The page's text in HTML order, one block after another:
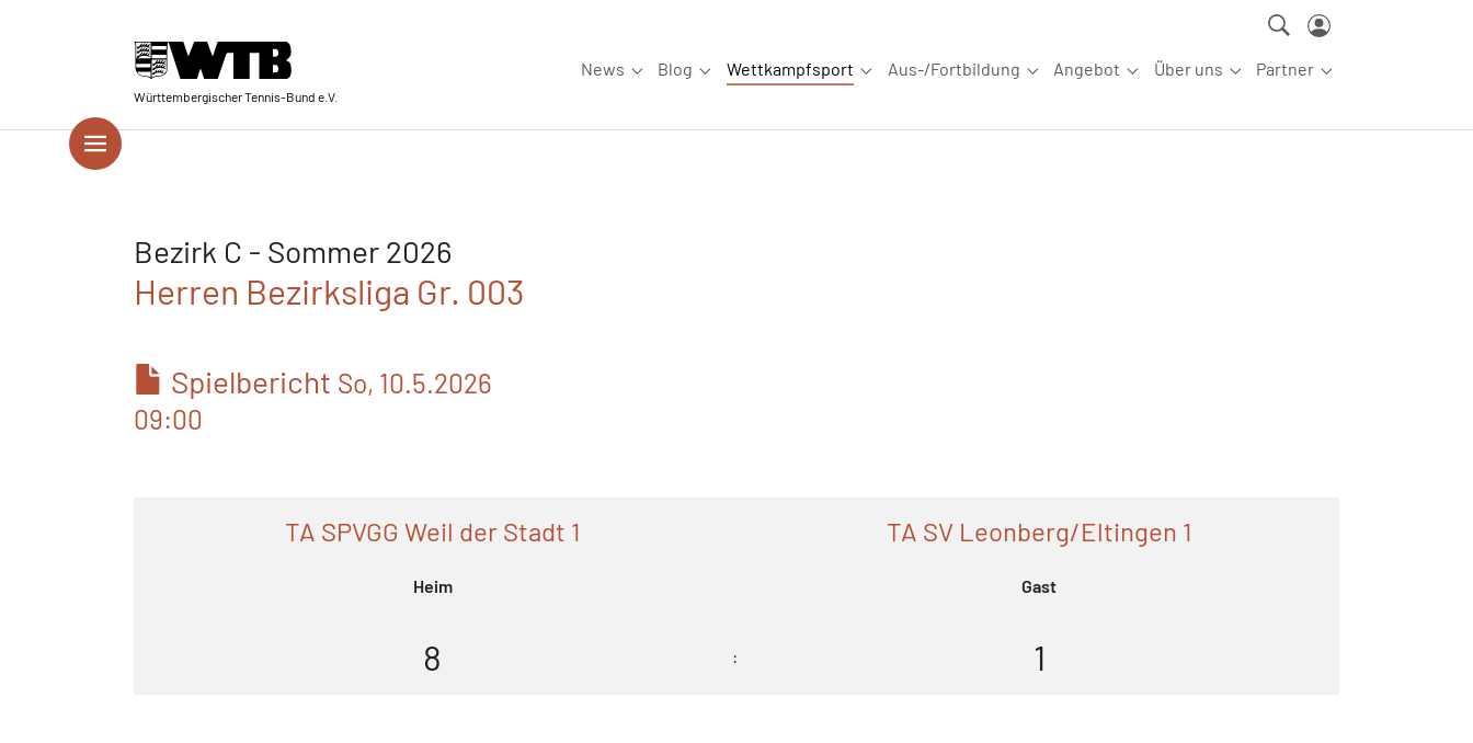
Württembergischer Tennis-Bund e.V.
News
Submenu for "News"
Blog
Submenu for "Blog"
Wettkampfsport
Submenu for "Wettkampfsport"
Aus-/Fortbildung
Submenu for "Aus-/Fortbildung"
Angebot
Submenu for "Angebot"
Über uns
Submenu for "Über uns"
Partner
Submenu for
Bezirk C - Sommer 2026
Herren Bezirksliga Gr. 003
Spielbericht So, 10.5.2026
09:00
TA SPVGG Weil der Stadt 1
Heim
TA SV Leonberg/Eltingen 1
Gast
8 : 1